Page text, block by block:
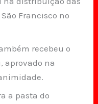
Francisco no
recebeu o
aprovado na
a pasta do